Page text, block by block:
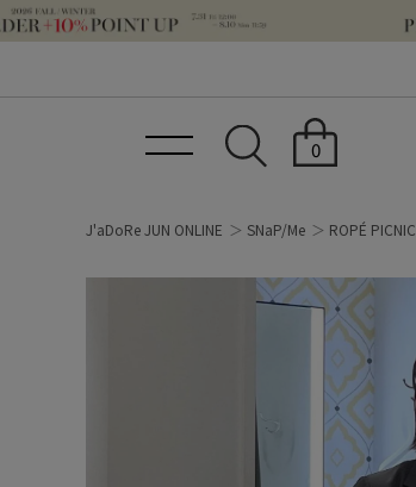
0
J'aDoRe JUN ONLINE SNaP/Me ROPÉ PICNIC